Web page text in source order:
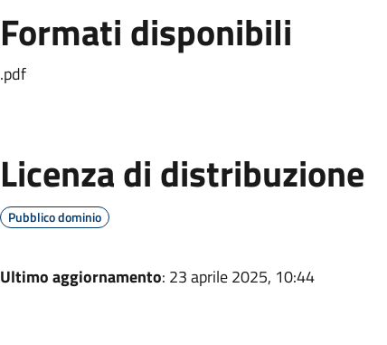
Formati disponibili
.pdf
Licenza di distribuzione
Pubblico dominio
Ultimo aggiornamento: 23 aprile 2025, 10:44